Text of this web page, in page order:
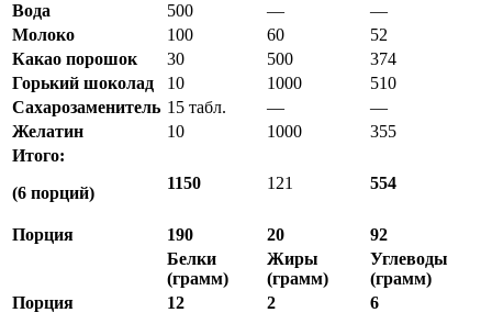
Вода
500 —
—
Молоко
100 60
52
Какао порошок
30 500
374
Горький шоколад
10 1000
510
Сахарозаменитель 15 табл. —
—
Желатин
10 1000
355
Итого:
(6 порций)
1150 121 554
Порция 190 20
92
Белки
(грамм)
Жиры
(грамм)
Углеводы
(грамм)
Порция
12 2 6